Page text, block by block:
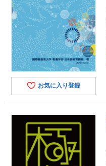
お気に入り登録